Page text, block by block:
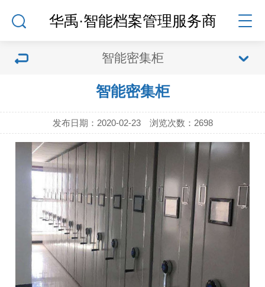
华禹·智能档案管理服务商
智能密集柜
智能密集柜
发布日期：2020-02-23 浏览次数： 2698